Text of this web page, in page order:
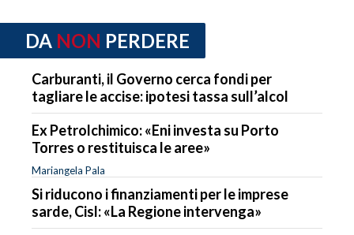
DA NON PERDERE
Carburanti, il Governo cerca fondi per
tagliare le accise: ipotesi tassa sull’alcol
Ex Petrolchimico: «Eni investa su Porto
Torres o restituisca le aree»
Mariangela Pala
Si riducono i finanziamenti per le imprese
sarde, Cisl: «La Regione intervenga»